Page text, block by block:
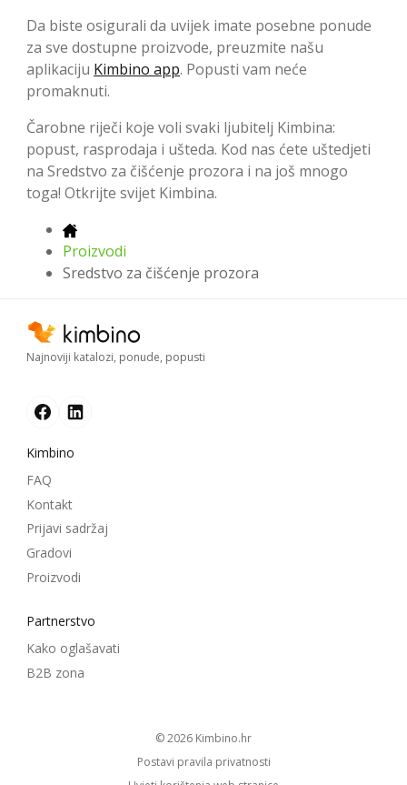
Da biste osigurali da uvijek imate posebne ponude
za sve dostupne proizvode, preuzmite našu
aplikaciju Kimbino app. Popusti vam neće
promaknuti.
Čarobne riječi koje voli svaki ljubitelj Kimbina:
popust, rasprodaja i ušteda. Kod nas ćete uštedjeti
na Sredstvo za čišćenje prozora i na još mnogo
toga! Otkrijte svijet Kimbina.
Proizvodi
Sredstvo za čišćenje prozora
Najnoviji katalozi, ponude, popusti
Kimbino
FAQ
Kontakt
Prijavi sadržaj
Gradovi
Proizvodi
Partnerstvo
Kako oglašavati
B2B zona
© 2026
kimbino.hr
Postavi pravila privatnosti